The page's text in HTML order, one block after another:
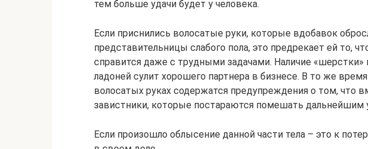
тем больше удачи будет у человека.
Если приснились волосатые руки, которые вдобавок
представительницы слабого пола, это предрекает ей то,
справится даже с трудными задачами. Наличие «шерстки»
ладоней сулит хорошего партнера в бизнесе. В то же
волосатых руках содержатся предупреждения о том, что
завистники, которые постараются помешать дальнейшим
Если произошло облысение данной части тела – это к